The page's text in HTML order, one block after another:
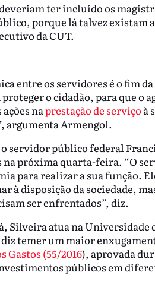
ter incluído os
porque lá talvez existam
da CUT.
entre os servidores é o fim
o cidadão, para que o
naprestação de serviço à
argumenta Armengol.
servidor público federal
próxima quarta-feira. “O
para realizar a sua função.
à disposição da sociedade,
ser enfrentados”, diz.
Silveira atua na
temer um maior
Gastos (55/2016), aprovada
públicos em